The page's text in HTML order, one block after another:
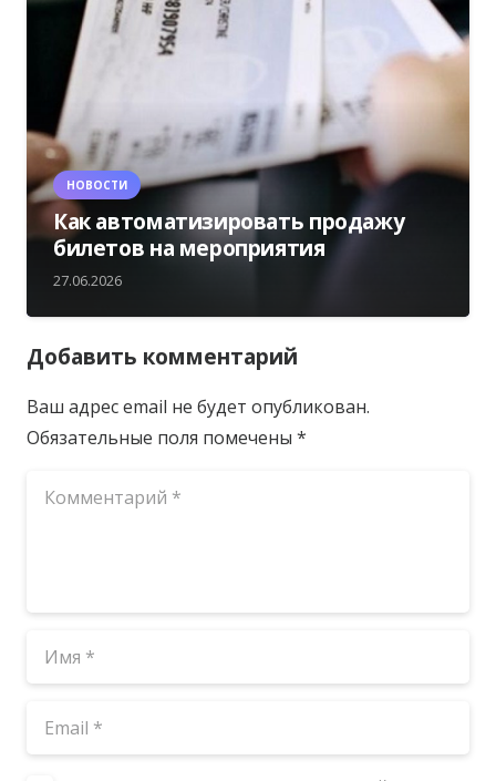
НОВОСТИ
Как автоматизировать продажу
билетов на мероприятия
27.06.2026
Добавить комментарий
Ваш адрес email не будет опубликован.
Обязательные поля помечены *